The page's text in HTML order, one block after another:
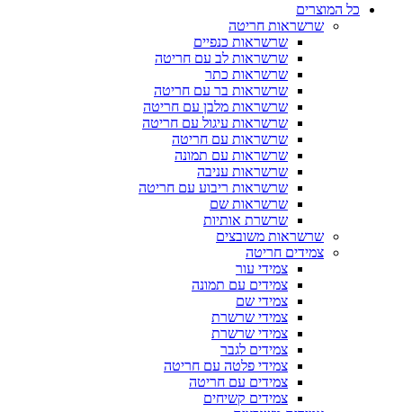
כל המוצרים
שרשראות חריטה
שרשראות כנפיים
שרשראות לב עם חריטה
שרשראות כתר
שרשראות בר עם חריטה
שרשראות מלבן עם חריטה
שרשראות עיגול עם חריטה
שרשראות עם חריטה
שרשראות עם תמונה
שרשראות עניבה
שרשראות ריבוע עם חריטה
שרשראות שם
שרשרת אותיות
שרשראות משובצים
צמידים חריטה
צמידי עור
צמידים עם תמונה
צמידי שם
צמידי שרשרת
צמידי שרשרת
צמידים לגבר
צמידי פלטה עם חריטה
צמידים עם חריטה
צמידים קשיחים